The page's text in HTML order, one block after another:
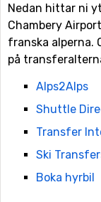
Nedan hittar ni
Chambery
franska alperna.
på
Alps2Alps
Shuttle
Transfer
Ski
Boka hyrbil